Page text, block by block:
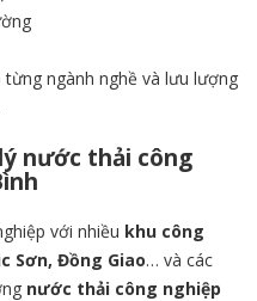
ngành nghề và lưu lượng
nước thải công
với nhiều khu công
Sơn, Đồng Giao… và các
nước thải công nghiệp